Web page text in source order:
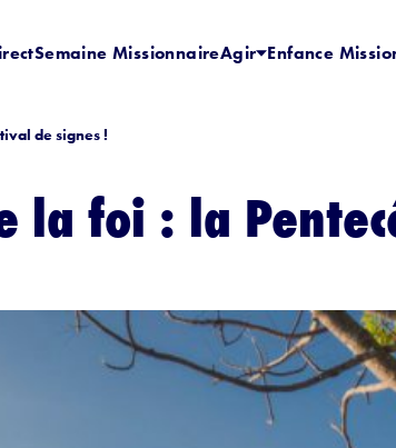
Semaine MissionnaireAgir Enfance
de signes !
la foi : la